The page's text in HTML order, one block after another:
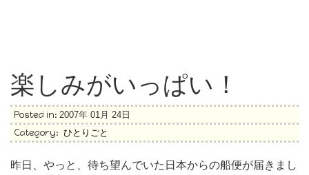
楽しみがいっぱい！
Posted in: 2007年 01月 24日
Category: ひとりごと
昨日、やっと、待ち望んでいた日本からの船便が届きまし